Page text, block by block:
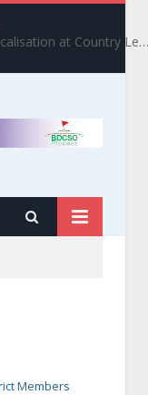
Implement the Agenda : Advance Localisation at Country Level_ BDCSO COAST 2025 Survey Report Findings on the Grand Bargain 3.0 Implementation
Members